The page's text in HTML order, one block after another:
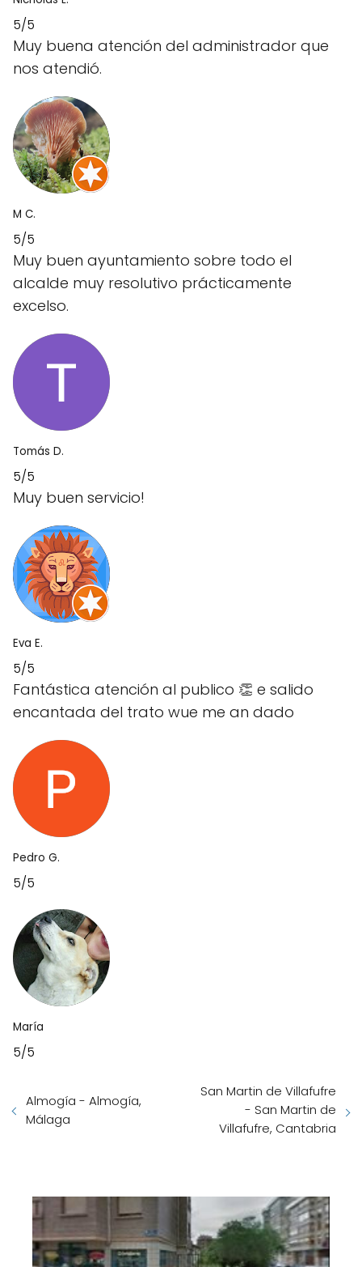
5/5
Muy buena atención del administrador que
nos atendió.
M C.
5/5
Muy buen ayuntamiento sobre todo el
alcalde muy resolutivo prácticamente
excelso.
Tomás D.
5/5
Muy buen servicio!
Eva E.
5/5
Fantástica atención al publico 👏 e salido
encantada del trato wue me an dado
Pedro G.
5/5
María
5/5
Almogía - Almogía,
Málaga
San Martin de Villafufre
- San Martin de
Villafufre, Cantabria